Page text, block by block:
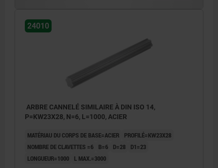
24010
ARBRE CANNELÉ SIMILAIRE À DIN ISO 14,
P=KW23X28, N=6, L=1000, ACIER
MATÉRIAU DU CORPS DE BASE=ACIER
PROFILÉ=KW23X28
NOMBRE DE CLAVETTES =6
B=6 D=28
D1=23
LONGUEUR=1000
L MAX.=3000